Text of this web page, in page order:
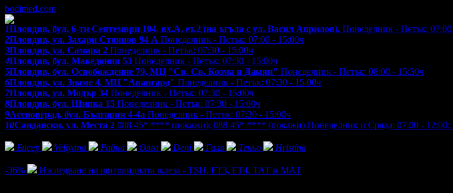
bodimed.com
1Пловдив, бул. 6-ти Септември 104, вх.А, ет.2 (на ъгъла с ул. Васил Априлов). Понеделник - Петък:
2Пловдив, ул. Захари Стоянов 94 А Понеделник - Петък: 07:00 - 15:00ч
3Пловдив, ул. Самара 2 Понеделник - Петък: 07:30 - 15:00ч
4Пловдив, бул. Македония 53 Понеделник - Петък: 07:30 - 15:00ч
5Пловдив, бул. Освобождение 79, МЦ "Св. Св. Козма и Дамян" Понеделник - Петък: 08:00 - 15:30ч
6Пловдив, ул. Знаме 4, МЦ "Авангард" Понеделник - Петък: 07:30 - 15:00ч
7Пловдив, ул. Модър 34 Понеделник - Петък: 07:30 - 15:00ч
8Пловдив, бул. Шипка 15 Понеделник - Петък: 07:30 - 15:00ч
9Асеновград, бул. България 4-4а Понеделник - Петък: 07:30 - 15:00ч
10Сандански, ул. Места 2 088 45* **** (покажи); 088 45* **** (покажи) Понеделник и Сряда: 07:00 -
Бисер
Veliyana Райна Олга Deni Галя Теньо
Hristina
-36%
Изследване на щитовидната жлеза - TSH, FT3, FT4, ТАТ и МАТ